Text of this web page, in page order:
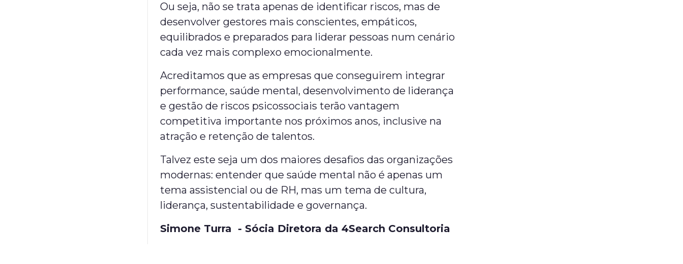
Ou seja, não se trata apenas de identificar riscos, mas de
desenvolver gestores mais conscientes, empáticos,
equilibrados e preparados para liderar pessoas num cenário
cada vez mais complexo emocionalmente.
Acreditamos que as empresas que conseguirem integrar
performance, saúde mental, desenvolvimento de liderança
e gestão de riscos psicossociais terão vantagem
competitiva importante nos próximos anos, inclusive na
atração e retenção de talentos.
Talvez este seja um dos maiores desafios das organizações
modernas: entender que saúde mental não é apenas um
tema assistencial ou de RH, mas um tema de cultura,
liderança, sustentabilidade e governança.
Simone Turra - Sócia Diretora da 4Search Consultoria